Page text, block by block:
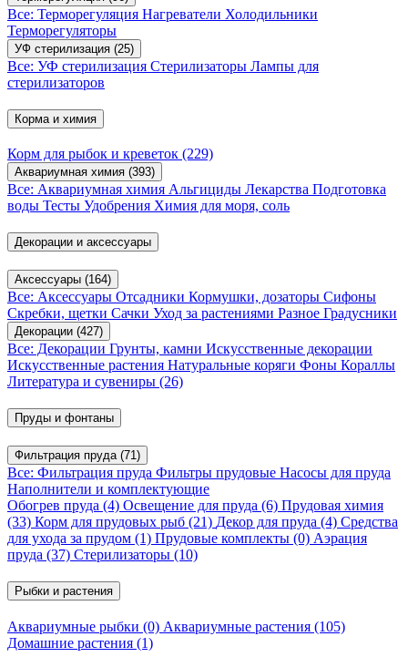
Все: Терморегуляция Нагреватели Холодильники
Терморегуляторы
УФ стерилизация (25)
Все: УФ стерилизация Стерилизаторы Лампы для
стерилизаторов
Корма и химия
Корм для рыбок и креветок (229)
Аквариумная химия (393)
Все: Аквариумная химия Альгициды Лекарства Подготовка
воды Тесты Удобрения Химия для моря, соль
Декорации и аксессуары
Аксессуары (164)
Все: Аксессуары Отсадники Кормушки, дозаторы Сифоны
Скребки, щетки Сачки Уход за растениями Разное Градусники
Декорации (427)
Все: Декорации Грунты, камни Искусственные декорации
Искусственные растения Натуральные коряги Фоны Кораллы
Литература и сувениры (26)
Пруды и фонтаны
Фильтрация пруда (71)
Все: Фильтрация пруда Фильтры прудовые Насосы для пруда
Наполнители и комплектующие
Обогрев пруда (4) Освещение для пруда (6) Прудовая химия
(33) Корм для прудовых рыб (21) Декор для пруда (4) Средства
для ухода за прудом (1) Прудовые комплекты (0) Аэрация
пруда (37) Стерилизаторы (10)
Рыбки и растения
Аквариумные рыбки (0) Аквариумные растения (105)
Домашние растения (1)